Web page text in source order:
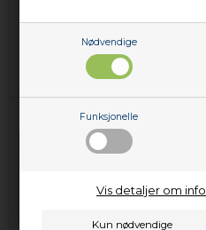
Nødvendige
Funksjonelle
Vis detaljer om
526,00 NOK
Legg i kurven
Lev. 2-4 virkedager